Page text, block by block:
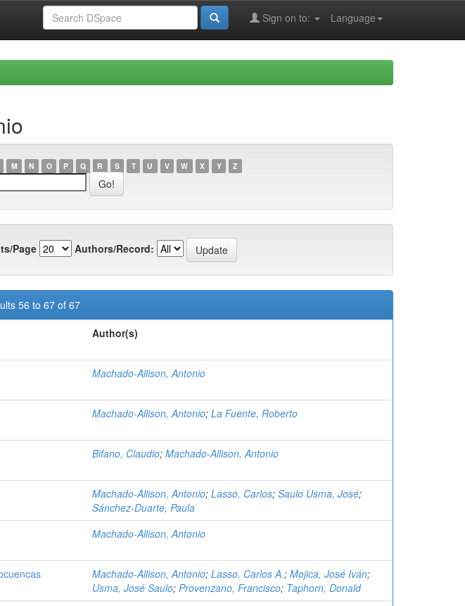
Language
Sign on to:
M N O P Q R S T U V W X Y Z
Page Authors/Record:
56 to 67 of 67
Author(s)
Machado-Allison, Antonio
Machado-Allison, Antonio; La Fuente, Roberto
Bifano, Claudio; Machado-Allison, Antonio
Machado-Allison, Antonio; Lasso, Carlos; Saulo Usma, José;
Sánchez-Duarte, Paula
Machado-Allison, Antonio
Machado-Allison, Antonio; Lasso, Carlos A.; Mojica, José Iván;
Usma, José Saulo; Provenzano, Francisco; Taphorn, Donald